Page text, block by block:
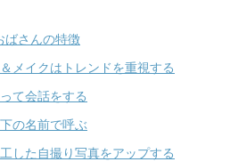
ばさんの特徴
メイクはトレンドを重視する
て会話をする
の名前で呼ぶ
した自撮り写真をアップする